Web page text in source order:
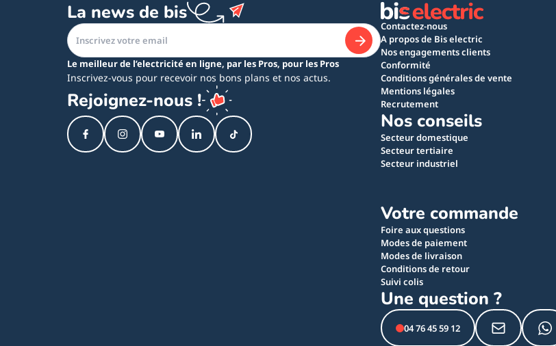
La news de bis
Le meilleur de l’electricité en ligne, par les Pros, pour les Pros
Inscrivez-vous pour recevoir nos bons plans et nos actus.
Rejoignez-nous !
Contactez-nous
A propos de Bis electric
Nos engagements clients
Conformité
Conditions générales de vente
Mentions légales
Recrutement
Nos conseils
Secteur domestique
Secteur tertiaire
Secteur industriel
Votre commande
Foire aux questions
Modes de paiement
Modes de livraison
Conditions de retour
Suivi colis
Une question ?
04 76 45 59 12